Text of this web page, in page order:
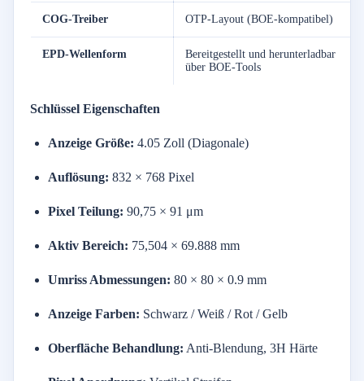
COG-Treiber OTP-Layout (BOE-kompatibel)
EPD-Wellenform
Bereitgestellt und herunterladbar
über BOE-Tools
Schlüssel Eigenschaften
Anzeige Größe: 4.05 Zoll (Diagonale)
Auflösung: 832 × 768 Pixel
Pixel Teilung: 90,75 × 91 μm
Aktiv Bereich: 75,504 × 69.888 mm
Umriss Abmessungen: 80 × 80 × 0.9 mm
Anzeige Farben: Schwarz /Weiß /Rot /Gelb
Oberfläche Behandlung: Anti-Blendung, 3H Härte